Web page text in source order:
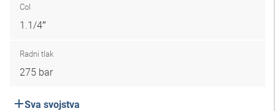
Col
1.1/4″
Radni tlak
275 bar
Sva svojstva